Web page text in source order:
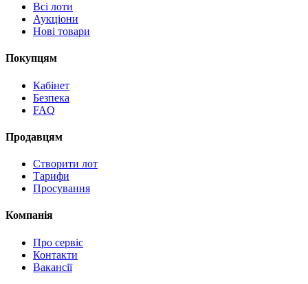
Всі лоти
Аукціони
Нові товари
Покупцям
Кабінет
Безпека
FAQ
Продавцям
Створити лот
Тарифи
Просування
Компанія
Про сервіс
Контакти
Вакансії